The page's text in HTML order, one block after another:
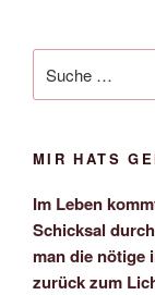
nach:
MIR HATS
Im Leben
Schicksal
man die nötige
zurück zum